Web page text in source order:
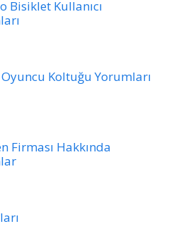
Bisiklet Kullanıcı
Koltuğu Yorumları
Firması Hakkında